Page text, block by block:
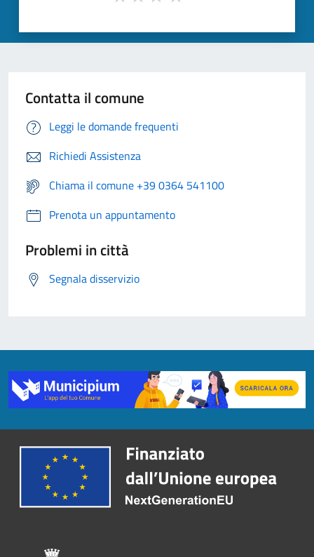
Contatta il comune
Leggi le domande frequenti
Richiedi Assistenza
Chiama il comune +39 0364 541100
Prenota un appuntamento
Problemi in città
Segnala disservizio